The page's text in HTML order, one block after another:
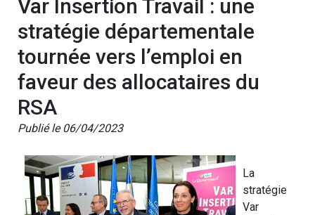
Var Insertion Travail : une
stratégie départementale
tournée vers l’emploi en
faveur des allocataires du
RSA
Publié le 06/04/2023
La
stratégie
Var